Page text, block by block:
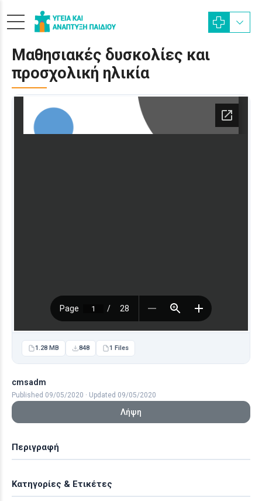
Μαθησιακές δυσκολίες και
προσχολική ηλικία
1.28 MB 848 1 Files
cmsadm
Published 09/05/2020 · Updated 09/05/2020
Λήψη
Περιγραφή
Κατηγορίες & Ετικέτες